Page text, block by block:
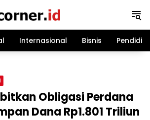
Internasional Bisnis
Obligasi Perdana
Dana Rp1.801 Triliun